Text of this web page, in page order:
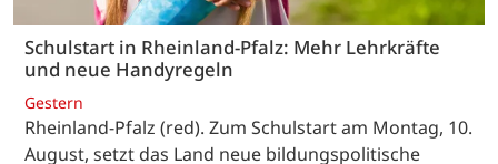
Schulstart in Rheinland-Pfalz: Mehr Lehrkräfte
und neue Handyregeln
Gestern
Rheinland-Pfalz (red). Zum Schulstart am Montag, 10.
August, setzt das Land neue bildungspolitische